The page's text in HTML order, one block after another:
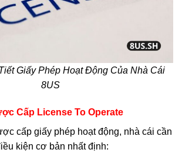
Giấy Phép Hoạt Động Của Nhà Cái
8US
Cấp License To Operate
cấp giấy phép hoạt động, nhà cái cần
kiện cơ bản nhất định: